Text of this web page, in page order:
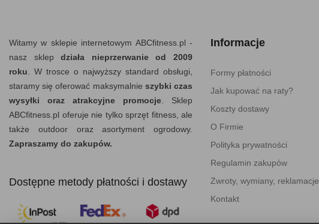
Witamy w sklepie internetowym ABCfitness.pl -
nasz sklepdziała nieprzerwanie od 2009
roku . W trosce o najwyższy standard obsługi,
staramy się oferować maksymalnie szybki czas
wysyłki oraz atrakcyjne promocje . Sklep
ABCfitness.pl oferuje nie tylko sprzęt fitness, ale
także outdoor oraz asortyment ogrodowy.
Zapraszamy do zakupów.
Dostępne metody płatności i dostawy
Informacje
Formy płatności
Jak kupować na raty?
Koszty dostawy
O Firmie
Polityka prywatności
Regulamin zakupów
Zwroty, wymiany, reklamacje
Kontakt